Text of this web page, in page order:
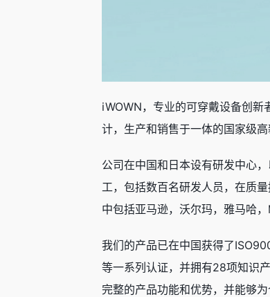
iWOWN，专业的可穿戴设备创
计，生产和销售于一体的国家级高
公司在中国和日本设有研发中心
工，包括数百名研发人员，在质
中包括亚马逊，沃尔玛，雅马哈
我们的产品已在中国获得了
等一系列认证，并拥有28项知识
完整的产品功能和优势，并能够